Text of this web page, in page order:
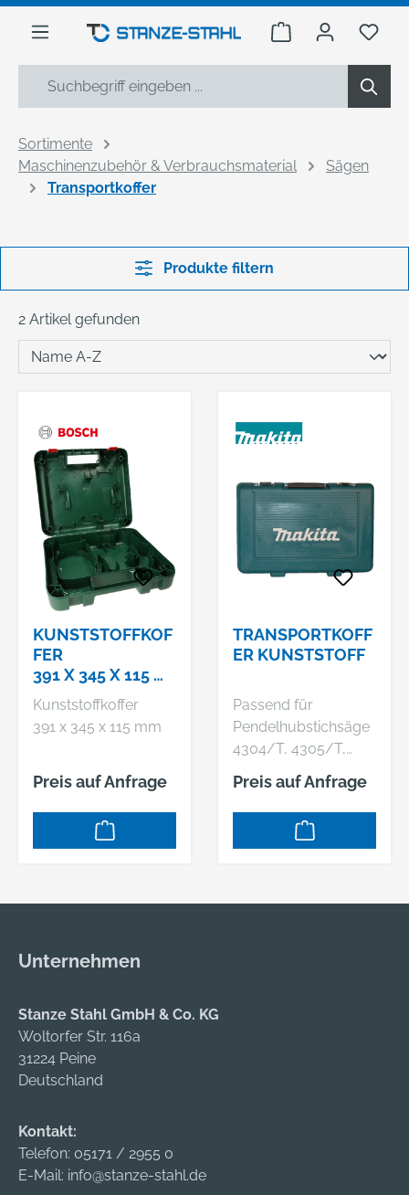
springen
Warenkorb Du
Sortimente
Maschinenzubehör & Verbrauchsmaterial
Sägen
Transportkoffer
Produkte filtern
2 Artikel gefunden
KUNSTSTOFFKOF
FER
391 X 345 X 115 M
M
Kunststoffkoffer
391 x 345 x 115 mm
Preis auf Anfrage
TRANSPORTKOFF
ER KUNSTSTOFF
Passend für
Pendelhubstichsäge
4304/T, 4305/T,
4340CT/FCT/T,
4341CT/FCT/T
Preis auf Anfrage
Unternehmen
Stanze Stahl GmbH & Co. KG
Woltorfer Str. 116a
31224 Peine
Deutschland
Kontakt:
Telefon: 05171 / 2955 0
E-Mail: info@stanze-stahl.de